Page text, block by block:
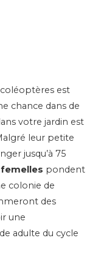
coléoptères est
chance dans de
votre jardin est
leur petite
jusqu’à 75
femelles pondent
colonie de
des
une
adulte du cycle